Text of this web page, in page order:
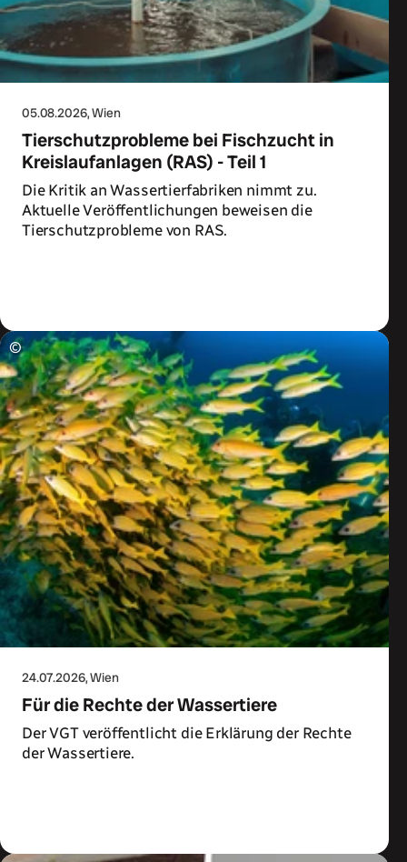
05.08.2026, Wien
Tierschutzprobleme bei Fischzucht in
Kreislaufanlagen (RAS) - Teil 1
Die Kritik an Wassertierfabriken nimmt zu.
Aktuelle Veröffentlichungen beweisen die
Tierschutzprobleme von RAS.
©
24.07.2026, Wien
Für die Rechte der Wassertiere
Der VGT veröffentlicht die Erklärung der Rechte
der Wassertiere.